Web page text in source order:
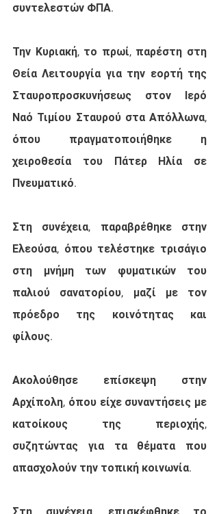
συντελεστών ΦΠΑ.
Την Κυριακή, το πρωί, παρέστη στη
Θεία Λειτουργία για την εορτή της
Σταυροπροσκυνήσεως στον Ιερό
Ναό Τιμίου Σταυρού στα Απόλλωνα,
όπου πραγματοποιήθηκε η
χειροθεσία του Πάτερ Ηλία σε
Πνευματικό.
Στη συνέχεια, παραβρέθηκε στην
Ελεούσα, όπου τελέστηκε τρισάγιο
στη μνήμη των φυματικών του
παλιού σανατορίου, μαζί με τον
πρόεδρο της κοινότητας και
φίλους.
Ακολούθησε επίσκεψη στην
Αρχίπολη, όπου είχε συναντήσεις με
κατοίκους της περιοχής,
συζητώντας για τα θέματα που
απασχολούν την τοπική κοινωνία.
Στη συνέχεια, επισκέφθηκε το